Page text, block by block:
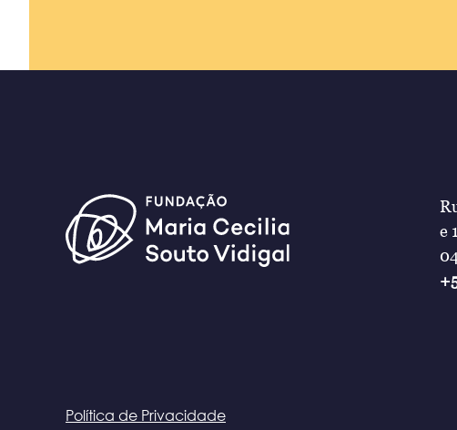
e
Política de Privacidade